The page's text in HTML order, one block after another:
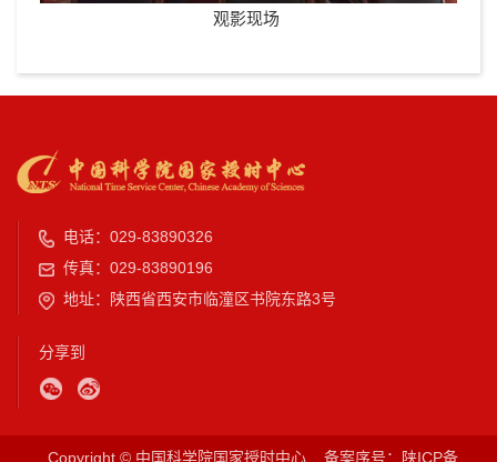
观影现场
电话：029-83890326
传真：029-83890196
地址：陕西省西安市临潼区书院东路3号
分享到
Copyright © 中国科学院国家授时中心 备案序号：陕ICP备